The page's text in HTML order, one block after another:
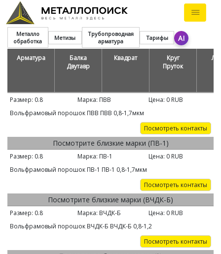
Металло
обработка
Метизы
Трубопроводная
арматура
Тарифы AI
Арматура
Балка
Двутавр
Квадрат
Круг
Пруток
Размер: 0.8 Марка: ПВВ Цена: 0 RUB
Вольфрамовый порошок ПВВ ПВВ 0,8-1,7мкм
Посмотреть контакты
Посмотрите близкие марки (ПВ-1)
Размер: 0.8 Марка: ПВ-1 Цена: 0 RUB
Вольфрамовый порошок ПВ-1 ПВ-1 0,8-1,7мкм
Посмотреть контакты
Посмотрите близкие марки (ВЧДК-Б)
Размер: 0.8 Марка: ВЧДК-Б Цена: 0 RUB
Вольфрамовый порошок ВЧДК-Б ВЧДК-Б 0,8-1,2
Посмотреть контакты